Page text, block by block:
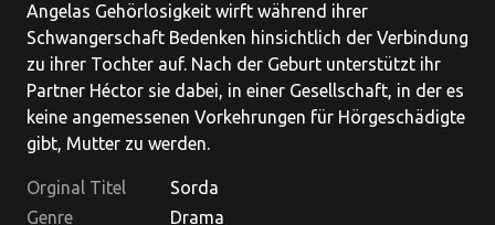
Angelas Gehörlosigkeit wirft während ihrer
Schwangerschaft Bedenken hinsichtlich der Verbindung
zu ihrer Tochter auf. Nach der Geburt unterstützt ihr
Partner Héctor sie dabei, in einer Gesellschaft, in der es
keine angemessenen Vorkehrungen für Hörgeschädigte
gibt, Mutter zu werden.
Orginal Titel
Sorda
Genre
Drama